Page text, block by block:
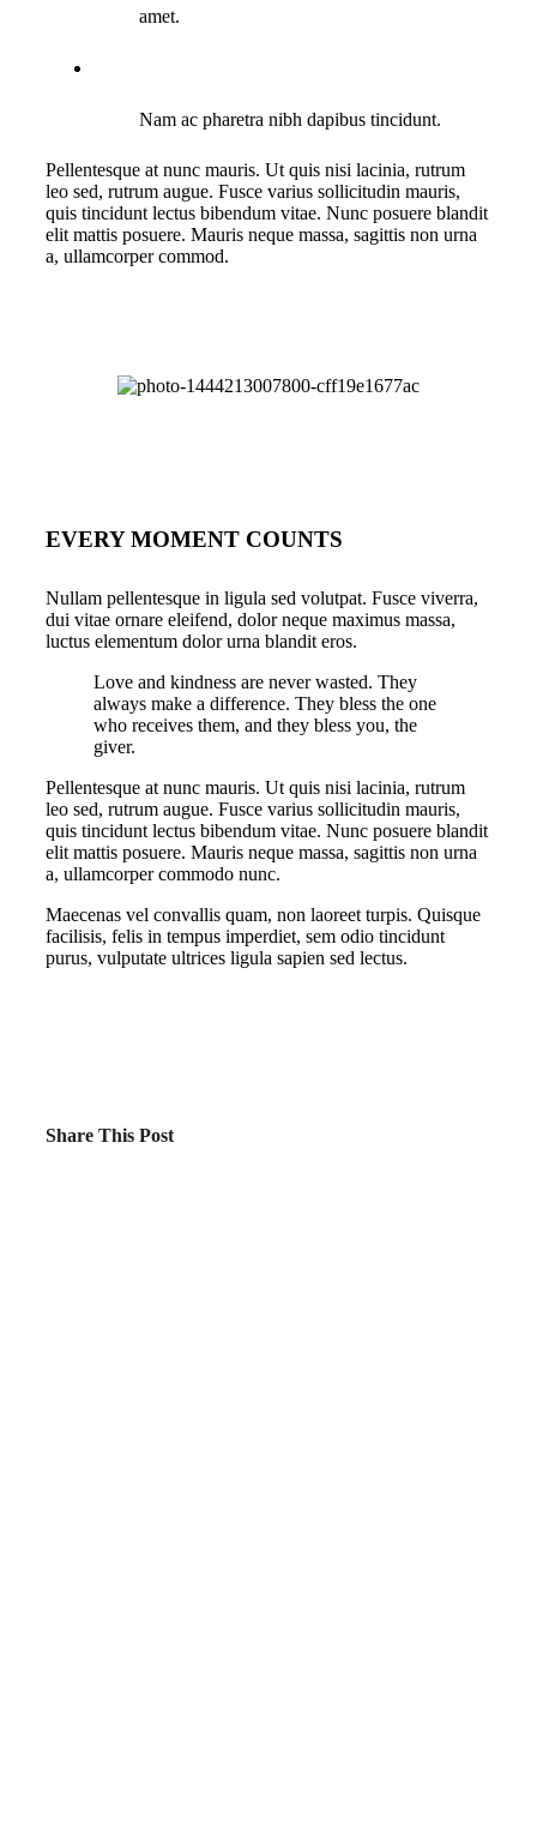
amet.
Nam ac pharetra nibh dapibus tincidunt.
Pellentesque at nunc mauris. Ut quis nisi lacinia, rutrum
leo sed, rutrum augue. Fusce varius sollicitudin mauris,
quis tincidunt lectus bibendum vitae. Nunc posuere blandit
elit mattis posuere. Mauris neque massa, sagittis non urna
a, ullamcorper commod.
EVERY MOMENT COUNTS
Nullam pellentesque in ligula sed volutpat. Fusce viverra,
dui vitae ornare eleifend, dolor neque maximus massa,
luctus elementum dolor urna blandit eros.
Love and kindness are never wasted. They
always make a difference. They bless the one
who receives them, and they bless you, the
giver.
Pellentesque at nunc mauris. Ut quis nisi lacinia, rutrum
leo sed, rutrum augue. Fusce varius sollicitudin mauris,
quis tincidunt lectus bibendum vitae. Nunc posuere blandit
elit mattis posuere. Mauris neque massa, sagittis non urna
a, ullamcorper commodo nunc.
Maecenas vel convallis quam, non laoreet turpis. Quisque
facilisis, felis in tempus imperdiet, sem odio tincidunt
purus, vulputate ultrices ligula sapien sed lectus.
Share This Post